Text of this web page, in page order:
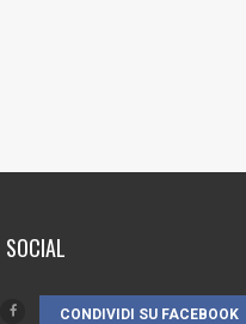
SOCIAL
CONDIVIDI SU FACEBOOK